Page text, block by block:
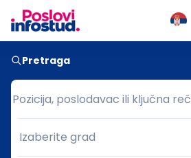
Pretraga
Pozicija, poslodavac ili ključna reč
Pozicija, poslodavac ili ključna reč
Grad
Izaberite grad